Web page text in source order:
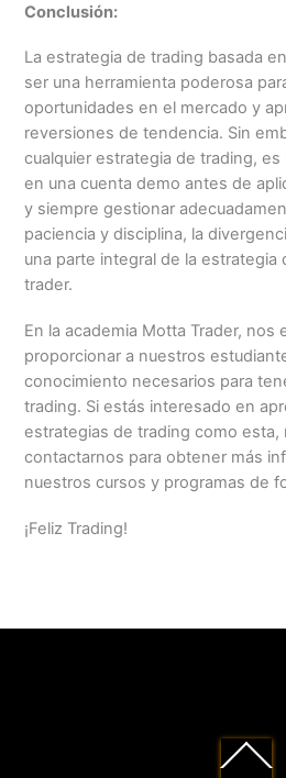
Conclusión:
La estrategia de trading basada
ser una herramienta poderosa
oportunidades en el mercado y
reversiones de tendencia. Sin
cualquier estrategia de trading,
en una cuenta demo antes de
y siempre gestionar
paciencia y disciplina, la
una parte integral de la estrategia
trader.
En la academia Motta Trader, nos
proporcionar a nuestros
conocimiento necesarios para
trading. Si estás interesado en
estrategias de trading como esta,
contactarnos para obtener más
nuestros cursos y programas de
¡Feliz Trading!
To